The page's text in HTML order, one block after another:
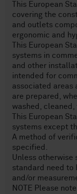
This European
covering the
and outlets
ergonomic and
This European
systems in
and other
intended for
associated areas
are prepared,
washed,
This European
systems except
A method of
specified.
Unless otherwise
standard need to
and/or
NOTE Please